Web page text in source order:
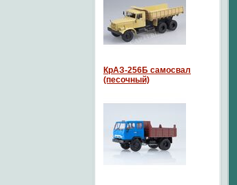
КрАЗ-256Б самосвал
(песочный)